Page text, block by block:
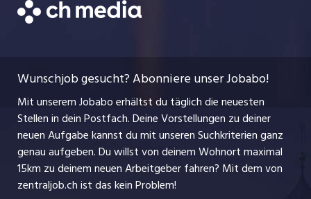
Festanstellungen
Freelance Jobs
Praktika
Lehrstellen
Ferienjobs
Bewerbung
Nutzungsbedingungen
Impressum
jobbasel.ch
jobbern.ch
jobmittelland.ch
Wunschjob gesucht? Abonniere unser Jobabo!
Mit unserem Jobabo erhältst du täglich die neuesten
Stellen in dein Postfach. Deine Vorstellungen zu deiner
neuen Aufgabe kannst du mit unseren Suchkriterien ganz
genau aufgeben. Du willst von deinem Wohnort maximal
15km zu deinem neuen Arbeitgeber fahren? Mit demvon
zentraljob.ch ist das kein Problem!